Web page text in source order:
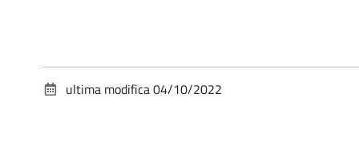
ultima modifica04/10/2022